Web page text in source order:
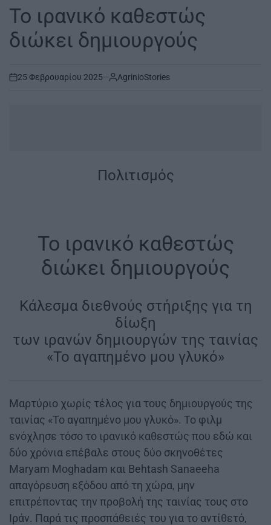
Το ιρανικό καθεστώς
διώκει δημιουργούς
on
25 Φεβρουαρίου 2025 AgrinioStories
Πολιτισμός
Το ιρανικό καθεστώς
διώκει δημιουργούς
Κάλεσμα διεθνούς στήριξης για τη
δίωξη
των ιρανών δημιουργών της ταινίας
«Το αγαπημένο μου γλυκό»
Μαρτύριο χωρίς τέλος για τους δημιουργούς της
ταινίας «Το αγαπημένο μου γλυκό». Το φιλμ
ενόχλησε τόσο το ιρανικό καθεστώς που εδώ και
δύο χρόνια επέβαλε στους δύο σκηνοθέτες
Maryam Moghadam και Behtash Sanaeeha
απαγόρευση εξόδου από τη χώρα, μην
επιτρέποντας την προβολή της ταινίας τους στο
Ιράν. Παρά τις προσπάθειές του για το αντίθετό,